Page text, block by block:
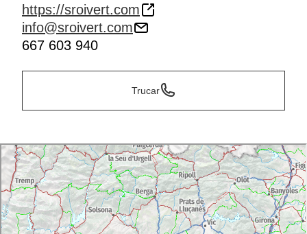
https://sroivert.com
info@sroivert.com
667 603 940
Trucar